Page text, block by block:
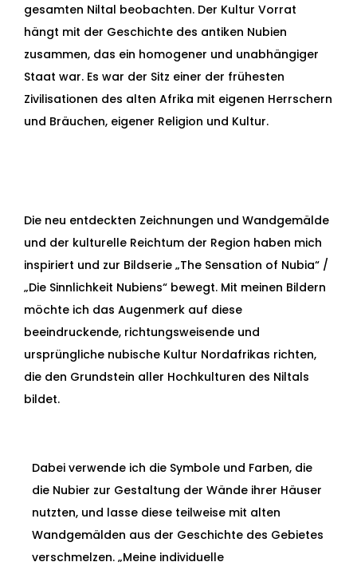
gesamten Niltal beobachten. Der Kultur Vorrat
hängt mit der Geschichte des antiken Nubien
zusammen, das ein homogener und unabhängiger
Staat war. Es war der Sitz einer der frühesten
Zivilisationen des alten Afrika mit eigenen Herrschern
und Bräuchen, eigener Religion und Kultur.
Die neu entdeckten Zeichnungen und Wandgemälde
und der kulturelle Reichtum der Region haben mich
inspiriert und zur Bildserie „The Sensation of Nubia“ /
„Die Sinnlichkeit Nubiens“ bewegt. Mit meinen Bildern
möchte ich das Augenmerk auf diese
beeindruckende, richtungsweisende und
ursprüngliche nubische Kultur Nordafrikas richten,
die den Grundstein aller Hochkulturen des Niltals
bildet.
Dabei verwende ich die Symbole und Farben, die
die Nubier zur Gestaltung der Wände ihrer Häuser
nutzten, und lasse diese teilweise mit alten
Wandgemälden aus der Geschichte des Gebietes
verschmelzen. „Meine individuelle